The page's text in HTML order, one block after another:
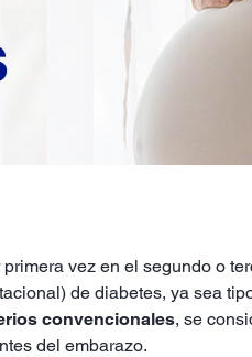
vez en el segundo o
de diabetes, ya sea
convencionales, se
del embarazo.